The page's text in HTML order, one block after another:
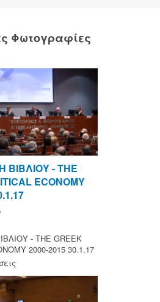
Φωτογραφίες
ΒΙΒΛΙΟΥ - ΤΗΕ
ECONOMY
- ΤΗΕ GREEK
2000-2015 30.1.17